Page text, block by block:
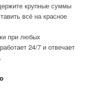
крупные суммы
всё на красное
при любых
24/7 и отвечает